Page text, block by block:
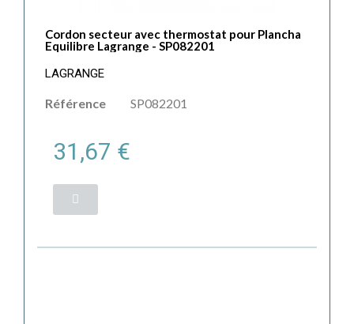
Cordon secteur avec thermostat pour Plancha
Equilibre Lagrange - SP082201
LAGRANGE
Référence SP082201
31,67 €